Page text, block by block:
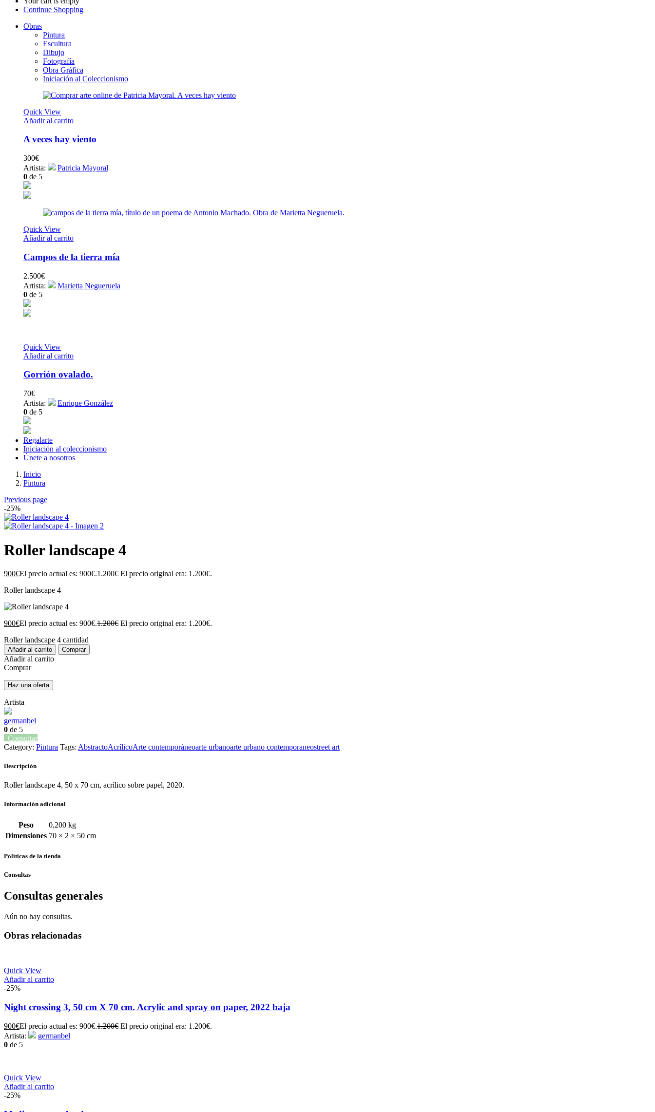
Continue Shopping
Obras
Pintura
Escultura
Dibujo
Fotografía
Obra Gráfica
Iniciación al Coleccionismo
Quick View
Añadir al carrito
A veces hay viento
300€
Artista:
Patricia Mayoral
0 de 5
Quick View
Añadir al carrito
Campos de la tierra mía
2.500€
Artista:
Marietta Negueruela
0 de 5
Quick View
Añadir al carrito
Gorrión ovalado.
70€
Artista:
Enrique González
0 de 5
Regalarte
Iniciación al coleccionismo
Únete a nosotros
Inicio
Pintura
Previous page
-25%
Roller landscape 4
900€El precio actual es: 900€.1.200€ El precio original era: 1.200€.
Roller landscape 4
900€El precio actual es: 900€.1.200€ El precio original era: 1.200€.
Roller landscape 4 cantidad
Añadir al carrito Comprar
Añadir al carrito
Comprar
Haz una oferta
Artista
germanbel
0 de 5
Consultar
Category: Pintura Tags: AbstractoAcrílicoArte contemporáneoarte urbanoarte urbano contemporaneostreet art
Descripción
Roller landscape 4, 50 x 70 cm, acrílico sobre papel, 2020.
Información adicional
Peso
0,200 kg
Dimensiones 70 × 2 × 50 cm
Políticas de la tienda
Consultas
Consultas generales
Aún no hay consultas.
Obras relacionadas
Quick View
Añadir al carrito
-25%
Night crossing 3, 50 cm X 70 cm. Acrylic and spray on paper, 2022 baja
900€El precio actual es: 900€.1.200€ El precio original era: 1.200€.
Artista:
germanbel
0 de 5
Quick View
Añadir al carrito
-25%